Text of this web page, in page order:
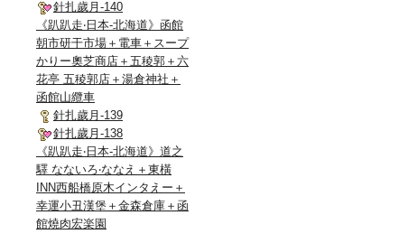
針扎歲月-140
《趴趴走‧日本-北海道》函館
朝市研干市場＋電車＋スープ
かりー奧芝商店＋五稜郭＋六
花亭 五稜郭店＋湯倉神社＋
函館山纜車
針扎歲月-139
針扎歲月-138
《趴趴走‧日本-北海道》道之
驛 なないろ‧ななえ＋東橫
INN西船橋原木インタえー＋
幸運小丑漢堡＋金森倉庫＋函
館燒肉宏楽園